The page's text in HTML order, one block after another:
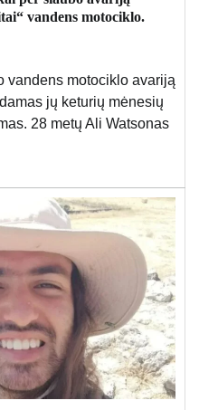
vandens motociklo.
vandens motociklo avariją
jų keturių mėnesių
28 metų Ali Watsonas